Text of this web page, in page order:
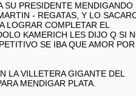
SU PRESIDENTE MENDIGANDO
- REGATAS, Y LO
LOGRAR COMPLETAR EL
KAMERICH LES DIJO Q SI
SE IBA QUE AMOR POR
LA VILLETERA GIGANTE DEL
MENDIGAR PLATA.